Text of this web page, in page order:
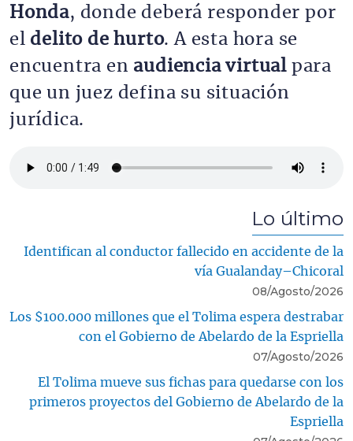
Honda, donde deberá responder por
el delito de hurto. A esta hora se
encuentra en audiencia virtual para
que un juez defina su situación
jurídica.
Lo último
Identifican al conductor fallecido en accidente de la
vía Gualanday–Chicoral
08/Agosto/2026
Los $100.000 millones que el Tolima espera destrabar
con el Gobierno de Abelardo de la Espriella
07/Agosto/2026
El Tolima mueve sus fichas para quedarse con los
primeros proyectos del Gobierno de Abelardo de la
Espriella